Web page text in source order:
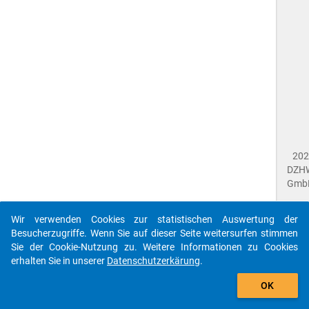
Wir verwenden Cookies zur statistischen Auswertung der
Besucherzugriffe. Wenn Sie auf dieser Seite weitersurfen stimmen
Sie der Cookie-Nutzung zu. Weitere Informationen zu Cookies
erhalten Sie in unserer Datenschutzerkärung.
OK